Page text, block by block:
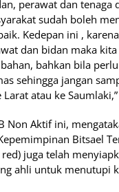
perawat dan tenaga
sudah boleh
Kedepan ini ,
dan bidan maka
bahkan bila
sehingga jangan
atau ke
Non Aktif ini,
Bitsael
juga telah
ahli untuk menutupi